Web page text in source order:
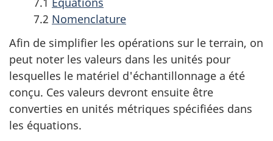
i
o
n
d
a
n
7.2 Nomenclature
Afin de simplifier les opérations sur le terrain, on
peut noter les valeurs dans les unités pour
lesquelles le matériel d'échantillonnage a été
conçu. Ces valeurs devront ensuite être
converties en unités métriques spécifiées dans
les équations.